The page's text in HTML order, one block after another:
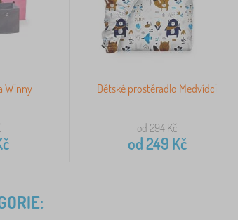
Winny Dětské prostěradlo Medvídci
od 294Kč
od249 Kč